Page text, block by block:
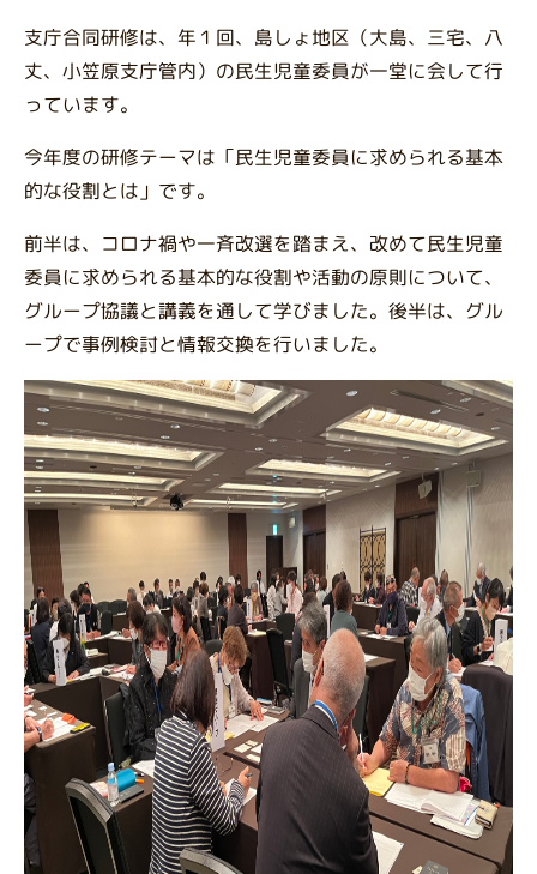
支庁合同研修は、年１回、島しょ地区（大島、三宅、八
丈、小笠原支庁管内）の民生児童委員が一堂に会して行
っています。
今年度の研修テーマは「民生児童委員に求められる基本
的な役割とは」です。
前半は、コロナ禍や一斉改選を踏まえ、改めて民生児童
委員に求められる基本的な役割や活動の原則について、
グループ協議と講義を通して学びました。後半は、グル
ープで事例検討と情報交換を行いました。